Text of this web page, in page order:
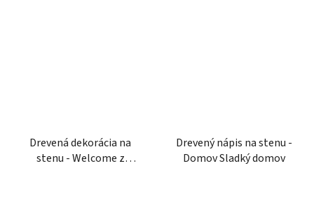
Drevená dekorácia na
stenu - Welcome z
Drevený nápis na stenu -
Domov Sladký domov